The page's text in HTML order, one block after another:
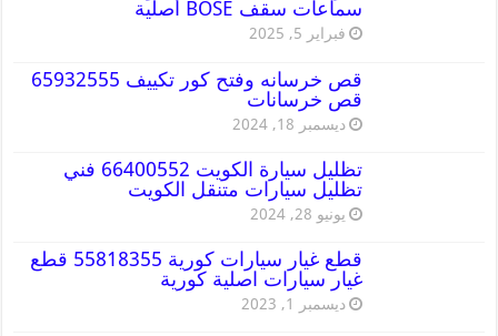
سماعات سقف BOSE أصلية
فبراير 5, 2025
قص خرسانه وفتح كور تكييف 65932555
قص خرسانات
ديسمبر 18, 2024
تظليل سيارة الكويت 66400552 فني
تظليل سيارات متنقل الكويت
يونيو 28, 2024
قطع غيار سيارات كورية 55818355 قطع
غيار سيارات اصلية كورية
ديسمبر 1, 2023